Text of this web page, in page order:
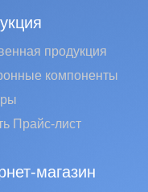
продукция
компоненты
Прайс-лист
магазин